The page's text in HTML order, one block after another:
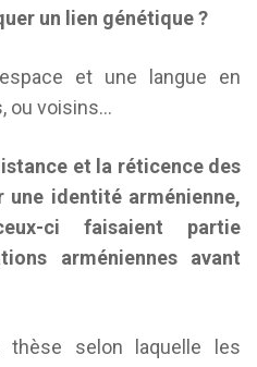
un lien génétique ?
et une langue en
ou voisins…
et la réticence des
une identité arménienne,
ci faisaient partie
arméniennes avant
selon laquelle les